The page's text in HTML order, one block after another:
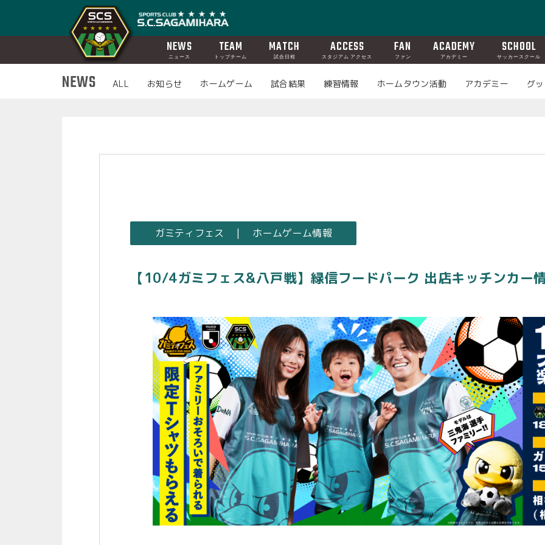
NEWS
ニュース
TEAM
トップチーム
MATCH
試合日程
ACCESS
スタジアム アクセス
FAN
ファン
ACADEMY
アカデミー
SCHOOL
サッカースクール
NEWS ALL お知らせ ホームゲーム 試合結果 練習情報 ホームタウン活動 アカデミー グ
ガミティフェス | ホームゲーム情報
【10/4ガミフェス&八戸戦】緑信フードパーク 出店キッチンカー